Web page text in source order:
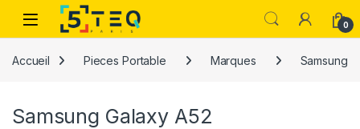
Passer à la navigation
Aller au contenu
0
Accueil Pieces Portable Marques Samsung
Samsung Galaxy A52